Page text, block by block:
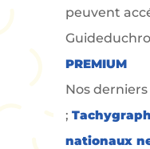
peuvent
PREMIUM
Nos
;
nationaux